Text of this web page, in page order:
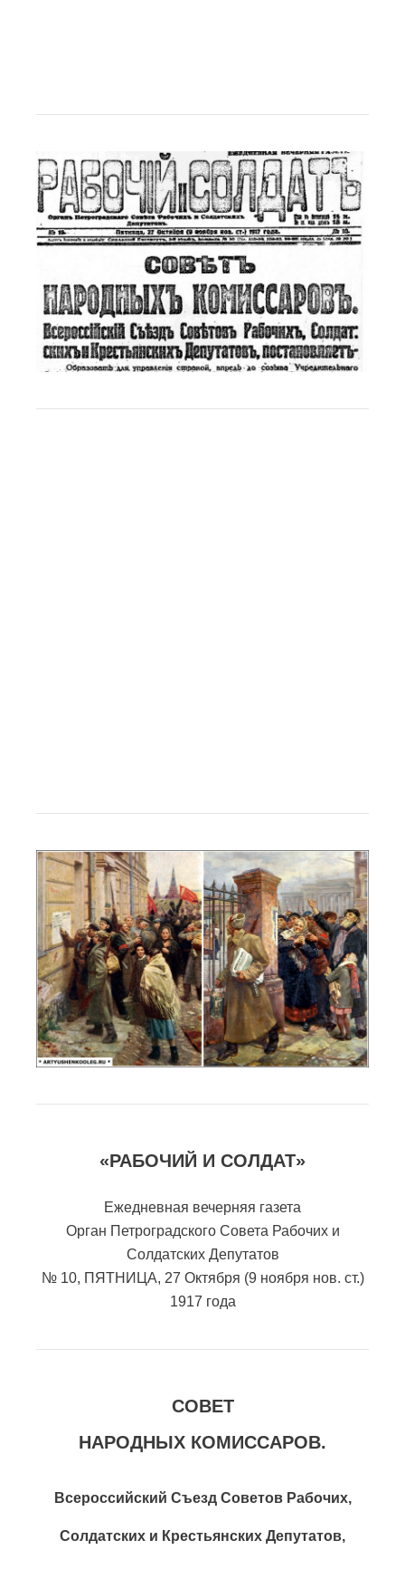
«РАБОЧИЙ И СОЛДАТ»
Ежедневная вечерняя газета
Орган Петроградского Совета Рабочих и
Солдатских Депутатов
№ 10, ПЯТНИЦА, 27 Октября (9 ноября нов. ст.)
1917 года
СОВЕТ
НАРОДНЫХ КОМИССАРОВ.
Всероссийский Съезд Советов Рабочих,
Солдатских и Крестьянских Депутатов,